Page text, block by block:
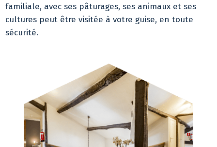
familiale, avec ses pâturages, ses animaux et ses
cultures peut être visitée à votre guise, en toute
sécurité.